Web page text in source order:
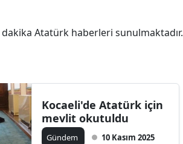
Ankara
Aydın
Balıkesir
Atatürk haberleri sunulmaktadır.
Kocaeli'de Atatürk için
mevlit okutuldu
Gündem 10 Kasım 2025